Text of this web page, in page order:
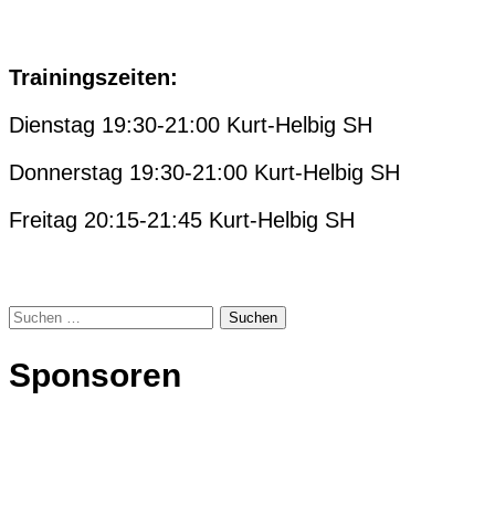
Trainingszeiten:
Dienstag 19:30-21:00 Kurt-Helbig SH
Donnerstag 19:30-21:00 Kurt-Helbig SH
Freitag 20:15-21:45 Kurt-Helbig SH
Suchen
Sponsoren